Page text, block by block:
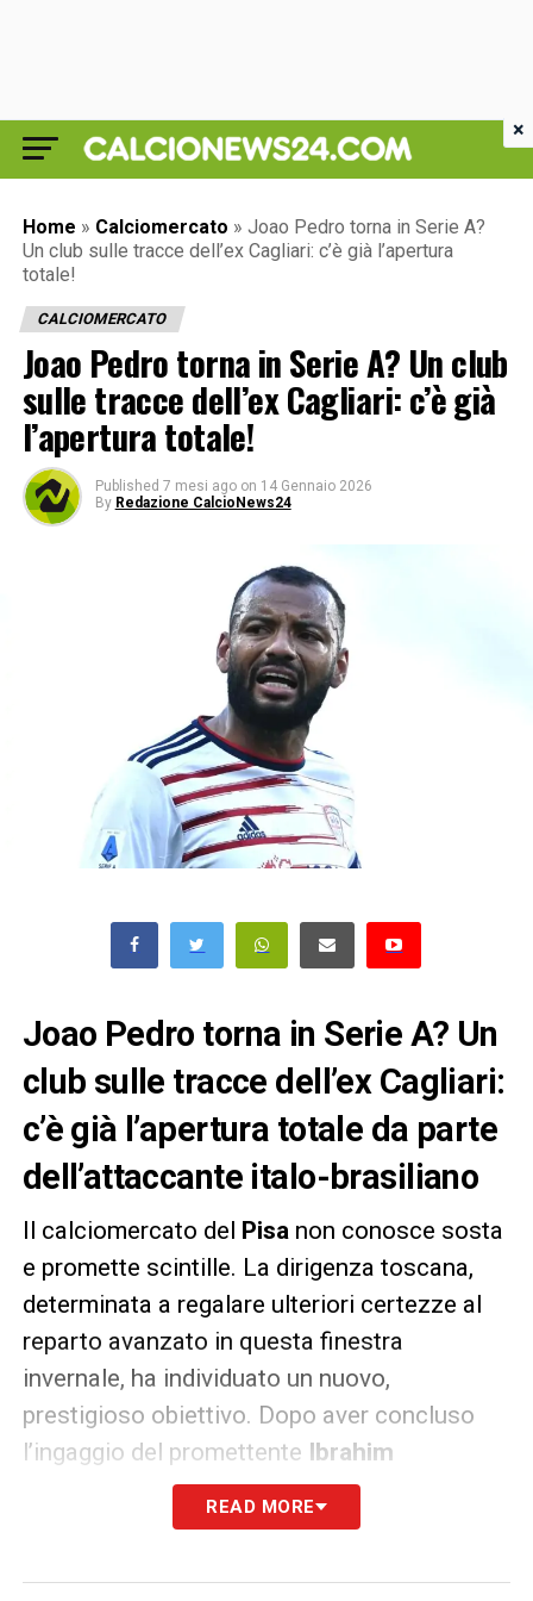
Home » Calciomercato » Joao Pedro torna in Serie A?
Un club sulle tracce dell’ex Cagliari: c’è già l’apertura
totale!
CALCIOMERCATO
Joao Pedro torna in Serie A? Un club
sulle tracce dell’ex Cagliari: c’è già
l’apertura totale!
Published 7 mesi ago on 14 Gennaio 2026
By Redazione CalcioNews24
Joao Pedro torna in Serie A? Un
club sulle tracce dell’ex Cagliari:
c’è già l’apertura totale da parte
dell’attaccante italo-brasiliano
Il calciomercato del Pisa non conosce sosta
e promette scintille. La dirigenza toscana,
determinata a regalare ulteriori certezze al
reparto avanzato in questa finestra
invernale, ha individuato un nuovo,
prestigioso obiettivo. Dopo aver concluso
l’ingaggio del promettente Ibrahim
e aver contestualmente risolto il
rapporto con l’angolanoM’Bala Nzola
READ MORE
×